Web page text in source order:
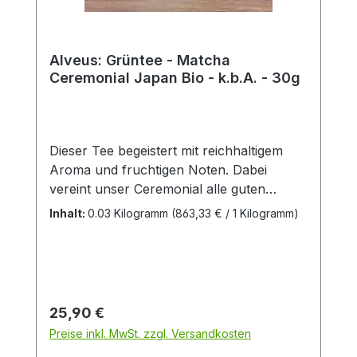
Alveus: Grüntee - Matcha
Ceremonial Japan Bio - k.b.A. - 30g
Dieser Tee begeistert mit reichhaltigem
Aroma und fruchtigen Noten. Dabei
vereint unser Ceremonial alle guten
Eigenschaften eines Matchas: Er schmeckt
Anbau
Inhalt: 0.03 Kilogramm (863,33 € / 1 Kilogramm)
Regulärer Preis:
25,90 €
Preise inkl. MwSt. zzgl. Versandkosten